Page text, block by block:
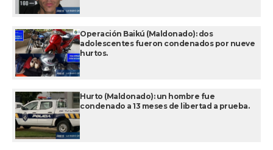
Operación Baikú (Maldonado): dos
adolescentes fueron condenados por nueve
hurtos.
Hurto (Maldonado): un hombre fue
condenado a 13 meses de libertad a prueba.